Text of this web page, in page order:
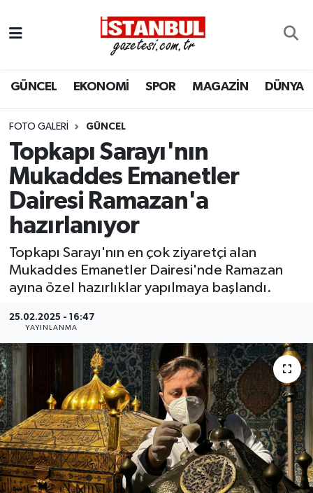
GÜNCEL EKONOMİ SPOR MAGAZİN DÜNYA
FOTO GALERI GÜNCEL
Topkapı Sarayı'nın
Mukaddes Emanetler
Dairesi Ramazan'a
hazırlanıyor
Topkapı Sarayı'nın en çok ziyaretçi alan
Mukaddes Emanetler Dairesi'nde Ramazan
ayına özel hazırlıklar yapılmaya başlandı.
25.02.2025 - 16:47
YAYINLANMA
EKONOMİ
İSTANBUL
DÜNYA
SPOR
MAGAZİN
KÜLTÜR SANAT
OTOMOBİL
KURUMSAL
Nöbetçi Eczaneler
Hava Durumu
Trafik Durumu
Süper Lig Puan Durumu ve Fikstür
Tüm Manşetler
Son Dakika Haberleri
Haber Arşivi